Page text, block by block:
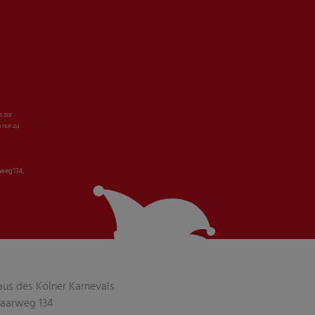
zur
zu
134,
des Kölner Karnevals
134